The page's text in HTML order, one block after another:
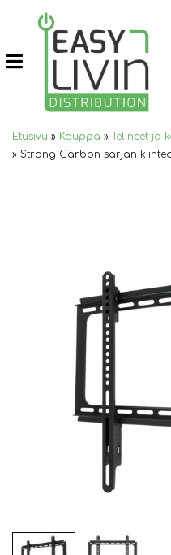
Etusivu » Kauppa » Telineet ja
» Strong Carbon sarjan